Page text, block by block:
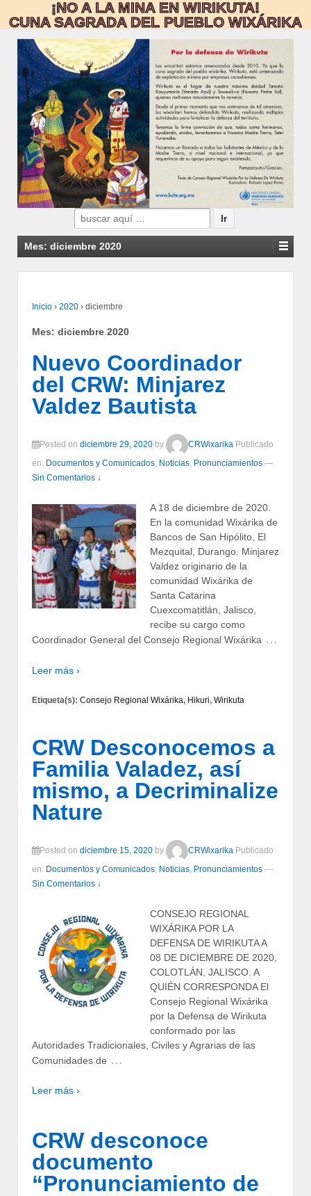
¡NO A LA MINA EN WIRIKUTA!
CUNA SAGRADA DEL PUEBLO WIXÁRIKA
Search
for:
Mes: diciembre 2020
Inicio › 2020 › diciembre
Mes: diciembre 2020
Nuevo Coordinador
del CRW: Minjarez
Valdez Bautista
Posted on diciembre 29, 2020 by CRWixarika Publicado
en: Documentos y Comunicados, Noticias, Pronunciamientos —
Sin Comentarios ↓
A 18 de diciembre de 2020.
En la comunidad Wixárika de
Bancos de San Hipólito, El
Mezquital, Durango. Minjarez
Valdez originario de la
comunidad Wixárika de
Santa Catarina
Cuexcomatitlán, Jalisco,
recibe su cargo como
Coordinador General del Consejo Regional Wixárika …
Leer más ›
Etiqueta(s): Consejo Regional Wixárika, Hikuri, Wirikuta
CRW Desconocemos a
Familia Valadez, así
mismo, a Decriminalize
Nature
Posted on diciembre 15, 2020 by CRWixarika Publicado
en: Documentos y Comunicados Noticias Pronunciamientos —
Sin Comentarios ↓
CONSEJO REGIONAL
WIXÁRIKA POR LA
DEFENSA DE WIRIKUTA A
08 DE DICIEMBRE DE 2020,
COLOTLÁN, JALISCO. A
QUIÉN CORRESPONDA El
Consejo Regional Wixárika
por la Defensa de Wirikuta
conformado por las
Autoridades Tradicionales, Civiles y Agrarias de las
Comunidades de …
Leer más ›
CRW desconoce
documento
“Pronunciamiento de